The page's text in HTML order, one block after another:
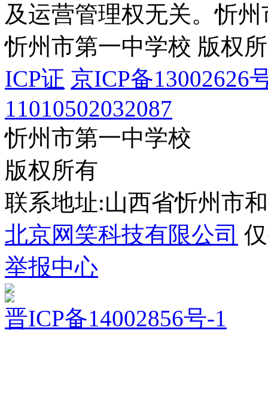
及运营管理权无关。忻州
忻州市第一中学校 版权
ICP证 京ICP备13002626
11010502032087
忻州市第一中学校
版权所有
联系地址:山西省忻州市
北京网笑科技有限公司
举报中心
晋ICP备14002856号-1